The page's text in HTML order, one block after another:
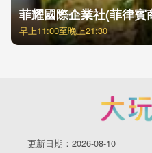
菲耀國際企業社(菲律賓
早上11:00至晚上21:30
更新日期：2026-08-10